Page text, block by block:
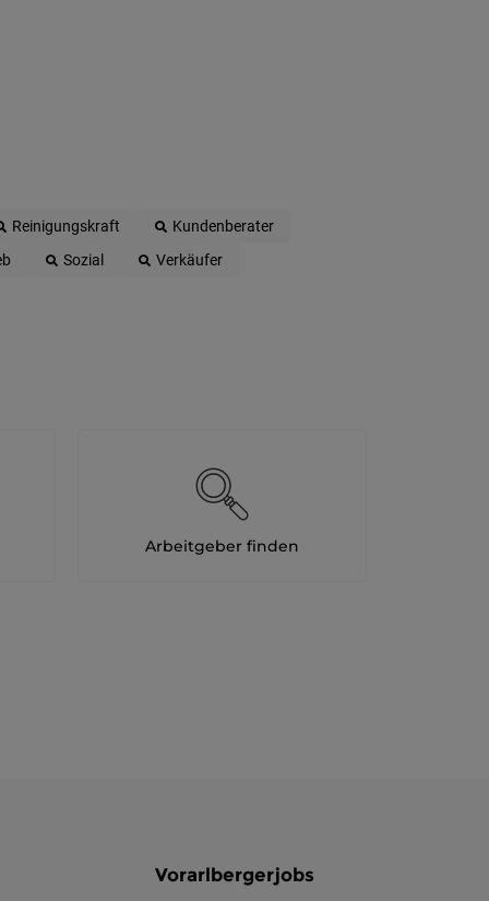
Reinigungskraft
Kundenberater
Sozial
Verkäufer
Arbeitgeber finden
Vorarlbergerjobs